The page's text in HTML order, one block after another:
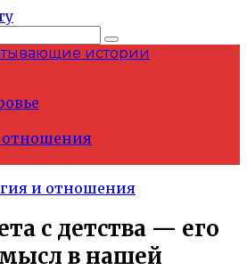
истории
отношения
и отношения
с детства — его
в нашей